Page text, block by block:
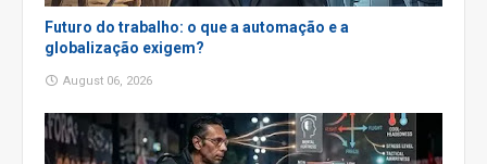
Futuro do trabalho: o que a automação e a
globalização exigem?
August 06, 2026